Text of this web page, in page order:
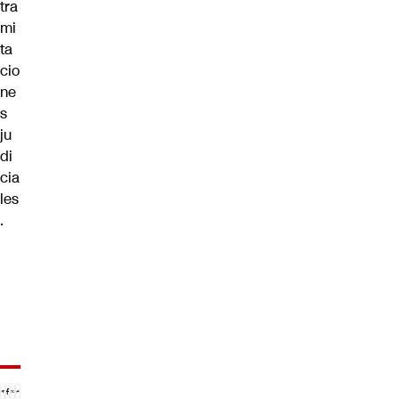
tra
mi
ta
cio
ne
s
ju
di
cia
les
.